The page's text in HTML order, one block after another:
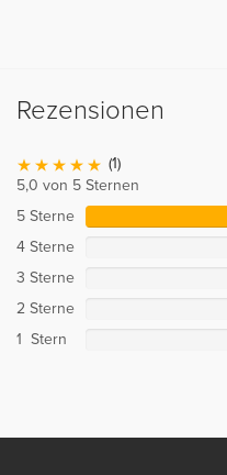
Rezensionen
(1)
5,0 von 5 Sternen
5 Sterne
4 Sterne
3 Sterne
2 Sterne
1 Stern